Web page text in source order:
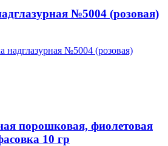
№5004 (розовая)
порошковая, фиолетовая
10 гр